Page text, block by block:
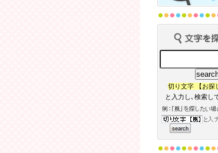
切り文字 【お探
と入力し､検索し